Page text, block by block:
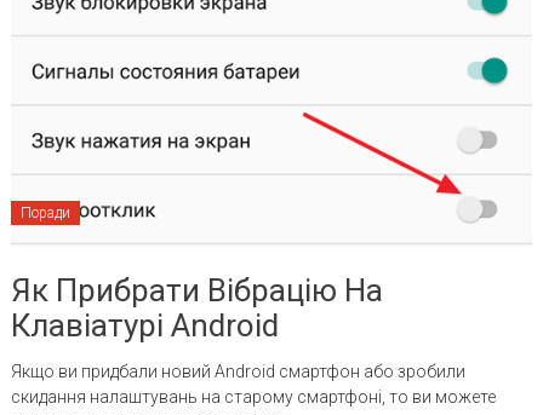
Поради
Як Прибрати Вібрацію На
Клавіатурі Android
Якщо ви придбали новий Android смартфон або зробили
скидання налаштувань на старому смартфоні, то ви можете